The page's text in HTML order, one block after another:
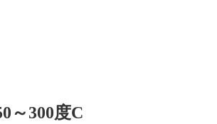
～300度C